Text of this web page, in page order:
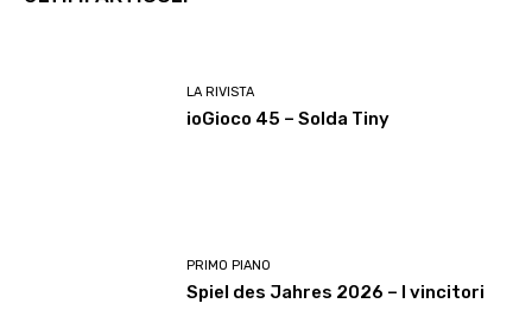
LA RIVISTA
ioGioco 45 – Solda Tiny
PRIMO PIANO
Spiel des Jahres 2026 – I vincitori